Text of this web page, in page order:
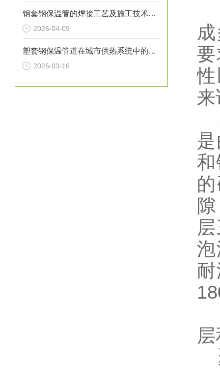
钢套钢保温管的焊接工艺及施工技术研究
2026-04-09
塑套钢保温管道在城市供热系统中的应用
2026-03-16
和